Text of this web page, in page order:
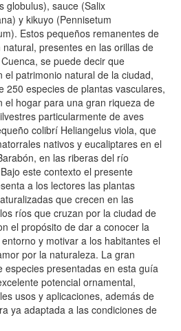
globulus), sauce (Salix
y kikuyo (Pennisetum
Estos pequeños remanentes de
natural, presentes en las orillas de
se puede decir que
el patrimonio natural de la ciudad,
250 especies de plantas vasculares,
el hogar para una gran riqueza de
particularmente de aves
colibrí Heliangelus viola, que
nativos y eucaliptares en el
en las riberas del río
este contexto el presente
a los lectores las plantas
que crecen en las
ríos que cruzan por la ciudad de
el propósito de dar a conocer la
y motivar a los habitantes el
por la naturaleza. La gran
especies presentadas en esta guía
potencial ornamental,
usos y aplicaciones, además de
ya adaptada a las condiciones de